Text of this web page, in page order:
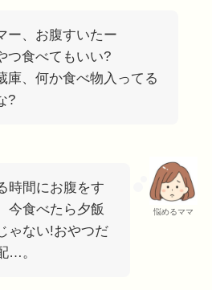
ー、お腹すいたー
つ食べてもいい?
庫、何か食べ物入ってる
?
悩めるママ
時間にお腹をす
今食べたら夕飯
ゃない!おやつだ
…。